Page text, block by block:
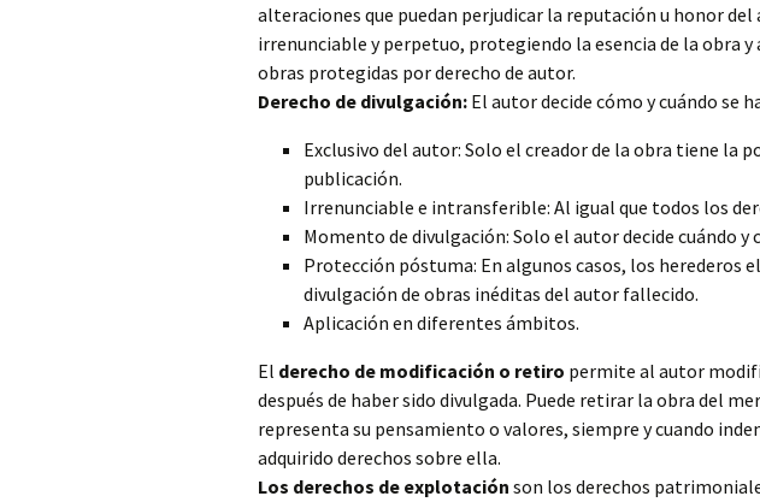
alteraciones que puedan perjudicar la reputación u honor del
irrenunciable y perpetuo, protegiendo la esencia de la obra y
obras protegidas por derecho de autor.
Derecho de divulgación:El autor decide cómo y cuándo se
Exclusivo del autor: Solo el creador de la obra tiene la
publicación.
Irrenunciable e intransferible: Al igual que todos los
Momento de divulgación: Solo el autor decide cuándo y
Protección póstuma: En algunos casos, los herederos
divulgación de obras inéditas del autor fallecido.
Aplicación en diferentes ámbitos.
El derecho de modificación o retiro permite al autor
después de haber sido divulgada. Puede retirar la obra del
representa su pensamiento o valores, siempre y cuando
adquirido derechos sobre ella.
Los derechos de explotación son los derechos